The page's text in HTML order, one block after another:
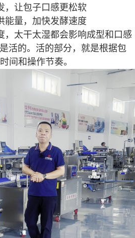
，让包子口感更松软
能量，加快发酵速度
，太干太湿都会影响成型和口感
活的。活的部分，就是根据包
间和操作节奏。